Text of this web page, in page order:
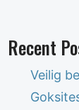
Recent
Veilig